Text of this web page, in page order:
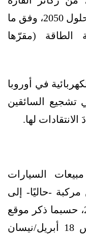
العجوز لتحقيق الحياد الكربوني بحلول 2050، وفق ما
الطاقة (مقرّها
في أوروبا
السائقين
لها.
مبيعات السيارات
دوله من 8 ملايين مركبة -حاليًا- إلى
، يوم الخميس 18 أبريل/نيسان